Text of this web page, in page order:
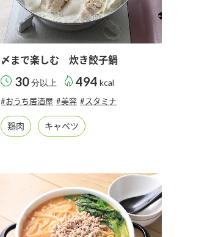
〆まで楽しむ 炊き餃子鍋
30分以上 494 kcal
#おうち居酒屋 #美容 #スタミナ
鶏肉 キャベツ